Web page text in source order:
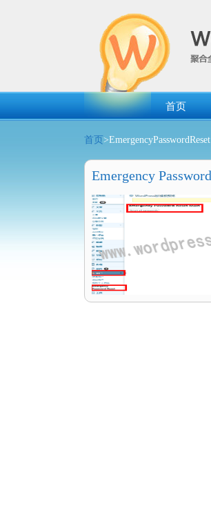
首页
首页 >EmergencyPasswordReset
Emergency
了